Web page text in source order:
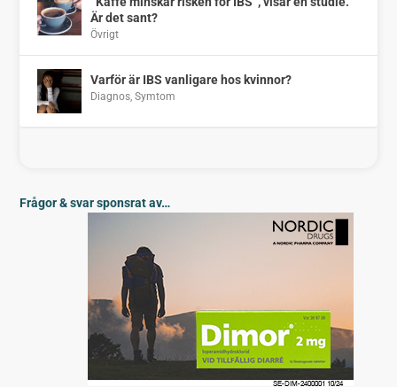
Är det sant?
Övrigt
Varför är IBS vanligare hos kvinnor?
Diagnos,Symtom
Frågor & svar sponsrat av…